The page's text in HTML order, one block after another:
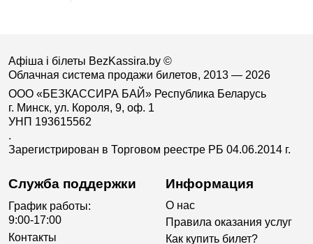
Афіша і білеты BezKassira.by ©
Облачная система продажи билетов, 2013 — 2026
ООО «БЕЗКАССИРА БАЙ» Республика Беларусь
г. Минск, ул. Короля, 9, оф. 1
УНП 193615562
.
Зарегистрирован в Торговом реестре РБ 04.06.2014 г.
Служба поддержки
График работы:
9:00-17:00
Контакты
Информация
О нас
Правила оказания услуг
Как купить билет?